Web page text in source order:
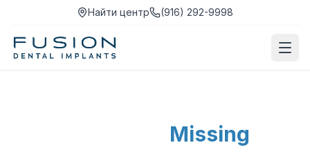
Найти центр (916) 292-9998
Missing